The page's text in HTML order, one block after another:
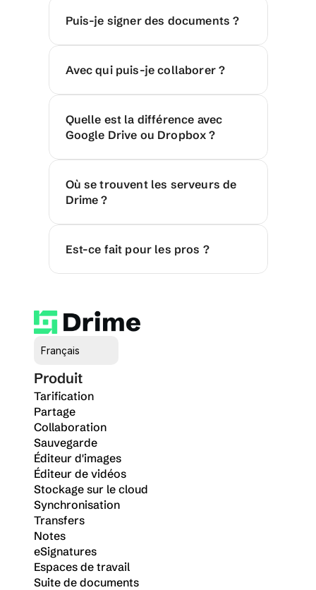
Puis-je signer des documents ?
Avec qui puis-je collaborer ?
Quelle est la différence avec
Google Drive ou Dropbox ?
Où se trouvent les serveurs de
Drime ?
Est-ce fait pour les pros ?
Français
Produit
Tarification
Partage
Collaboration
Sauvegarde
Éditeur d'images
Éditeur de vidéos
Stockage sur le cloud
Synchronisation
Transfers
Notes
eSignatures
Espaces de travail
Suite de documents